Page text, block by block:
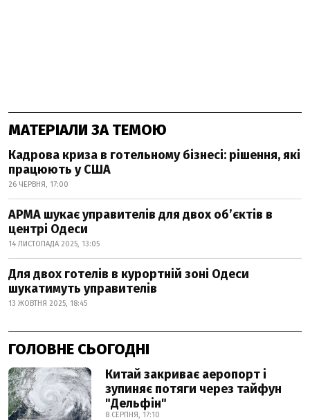
МАТЕРІАЛИ ЗА ТЕМОЮ
Кадрова криза в готельному бізнесі: рішення, які
працюють у США
26 ЧЕРВНЯ, 17:00
АРМА шукає управителів для двох об’єктів в
центрі Одеси
14 ЛИСТОПАДА 2025, 13:05
Для двох готелів в курортній зоні Одеси
шукатимуть управителів
13 ЖОВТНЯ 2025, 18:45
ГОЛОВНЕ СЬОГОДНІ
Китай закриває аеропорт і
зупиняє потяги через тайфун
"Дельфін"
8 СЕРПНЯ, 17:10